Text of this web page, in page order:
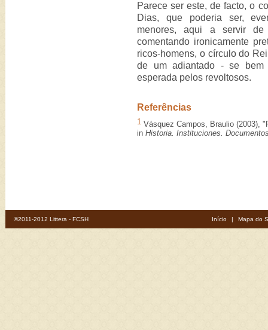
Parece ser este, de facto, o
Dias, que poderia ser,
menores, aqui a servir
comentando ironicamente
ricos-homens, o círculo do
de um adiantado - se bem
esperada pelos revoltosos.
Referências
1 Vásquez Campos, Braulio (2003),
in Historia. Instituciones.
©2011-2012 Littera - FCSH Início | Mapa do